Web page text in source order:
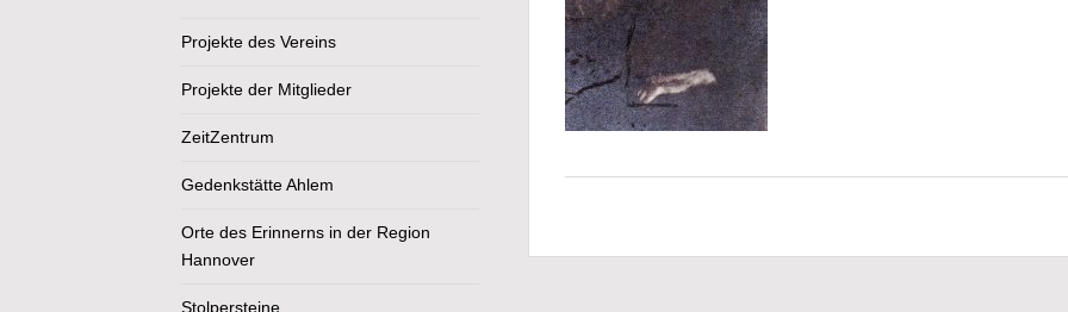
Projekte des Vereins
Projekte der Mitglieder
ZeitZentrum
Gedenkstätte Ahlem
Orte des Erinnerns in der Region
Hannover
Stolpersteine